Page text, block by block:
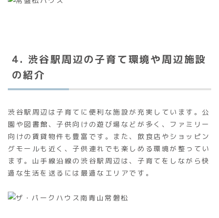
4. 渋谷駅周辺の子育て環境や周辺施設
の紹介
渋谷駅周辺は子育てに便利な施設が充実しています。公
園や図書館、子供向けの遊び場などが多く、ファミリー
向けの賃貸物件も豊富です。また、飲食店やショッピン
グモールも近く、子供連れでも楽しめる環境が整ってい
ます。山手線沿線の渋谷駅周辺は、子育てをしながら快
適な生活を送るには最適なエリアです。